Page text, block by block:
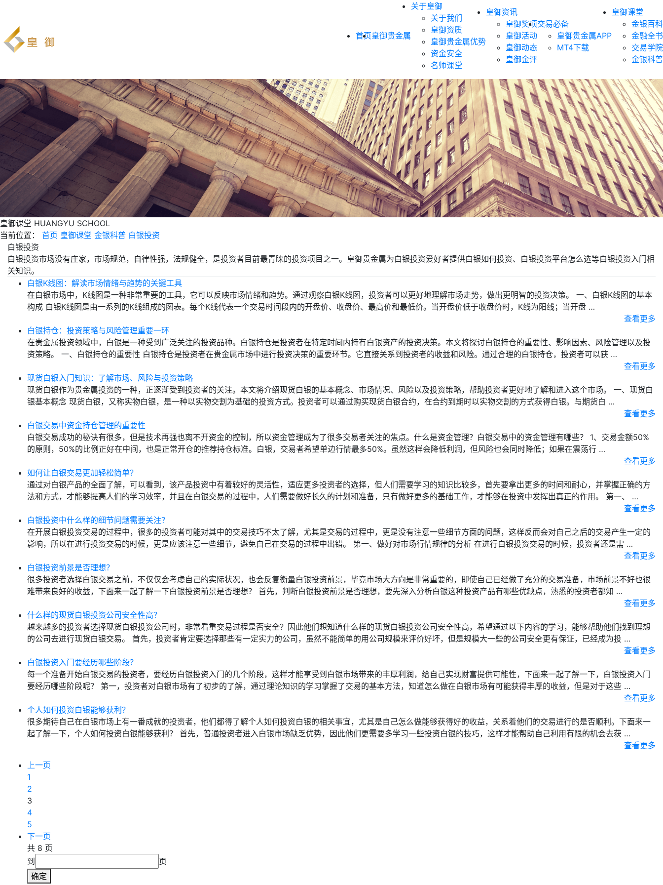
首页皇御贵金属
关于皇御
关于我们
皇御资质
皇御贵金属优势
资金安全
名师课堂
皇御资讯
皇御奖项
皇御活动
皇御动态
皇御金评
交易必备
皇御贵金属APP
MT4下载
皇御课堂
金银百科
金融全书
交易学院
金银科普
皇御课堂 HUANGYU SCHOOL
当前位置：
首页 皇御课堂 金银科普 白银投资
白银投资
白银投资市场没有庄家，市场规范，自律性强，法规健全，是投资者目前最青睐的投资项目之一。皇御贵金属为白银投资爱好者提供白银如何投资、白银投资平台怎么选等白银投资入门相
关知识。
白银K线图：解读市场情绪与趋势的关键工具
在白银市场中，K线图是一种非常重要的工具，它可以反映市场情绪和趋势。通过观察白银K线图，投资者可以更好地理解市场走势，做出更明智的投资决策。 一、白银K线图的基本
构成 白银K线图是由一系列的K线组成的图表。每个K线代表一个交易时间段内的开盘价、收盘价、最高价和最低价。当开盘价低于收盘价时，K线为阳线；当开盘 …
查看更多
白银持仓：投资策略与风险管理重要一环
在贵金属投资领域中，白银是一种受到广泛关注的投资品种。白银持仓是投资者在特定时间内持有白银资产的投资决策。本文将探讨白银持仓的重要性、影响因素、风险管理以及投
资策略。 一、白银持仓的重要性 白银持仓是投资者在贵金属市场中进行投资决策的重要环节。它直接关系到投资者的收益和风险。通过合理的白银持仓，投资者可以获 …
查看更多
现货白银入门知识：了解市场、风险与投资策略
现货白银作为贵金属投资的一种，正逐渐受到投资者的关注。本文将介绍现货白银的基本概念、市场情况、风险以及投资策略，帮助投资者更好地了解和进入这个市场。 一、现货白
银基本概念 现货白银，又称实物白银，是一种以实物交割为基础的投资方式。投资者可以通过购买现货白银合约，在合约到期时以实物交割的方式获得白银。与期货白 …
查看更多
白银交易中资金持仓管理的重要性
白银交易成功的秘诀有很多，但是技术再强也离不开资金的控制，所以资金管理成为了很多交易者关注的焦点。什么是资金管理？白银交易中的资金管理有哪些？ 1、交易金额50%
的原则，50%的比例正好在中间，也是正常开仓的推荐持仓标准。白银，交易者希望单边行情最多50%。虽然这样会降低利润，但风险也会同时降低；如果在震荡行 …
查看更多
如何让白银交易更加轻松简单？
通过对白银产品的全面了解，可以看到，该产品投资中有着较好的灵活性，适应更多投资者的选择，但人们需要学习的知识比较多，首先要拿出更多的时间和耐心，并掌握正确的方
法和方式，才能够提高人们的学习效率，并且在白银交易的过程中，人们需要做好长久的计划和准备，只有做好更多的基础工作，才能够在投资中发挥出真正的作用。 第一、 …
查看更多
白银投资中什么样的细节问题需要关注？
在开展白银投资交易的过程中，很多的投资者可能对其中的交易技巧不太了解，尤其是交易的过程中，更是没有注意一些细节方面的问题，这样反而会对自己之后的交易产生一定的
影响，所以在进行投资交易的时候，更是应该注意一些细节，避免自己在交易的过程中出错。 第一、做好对市场行情规律的分析 在进行白银投资交易的时候，投资者还是需 …
查看更多
白银投资前景是否理想？
很多投资者选择白银交易之前，不仅仅会考虑自己的实际状况，也会反复衡量白银投资前景，毕竟市场大方向是非常重要的，即使自己已经做了充分的交易准备，市场前景不好也很
难带来良好的收益，下面来一起了解一下白银投资前景是否理想？ 首先，判断白银投资前景是否理想，要先深入分析白银这种投资产品有哪些优缺点，熟悉的投资者都知 …
查看更多
什么样的现货白银投资公司安全性高？
越来越多的投资者选择现货白银投资公司时，非常看重交易过程是否安全？因此他们想知道什么样的现货白银投资公司安全性高，希望通过以下内容的学习，能够帮助他们找到理想
的公司去进行现货白银交易。 首先，投资者肯定要选择那些有一定实力的公司，虽然不能简单的用公司规模来评价好坏，但是规模大一些的公司安全更有保证，已经成为投 …
查看更多
白银投资入门要经历哪些阶段？
每一个准备开始白银交易的投资者，要经历白银投资入门的几个阶段，这样才能享受到白银市场带来的丰厚利润，给自己实现财富提供可能性，下面来一起了解一下，白银投资入门
要经历哪些阶段呢？ 第一，投资者对白银市场有了初步的了解，通过理论知识的学习掌握了交易的基本方法，知道怎么做在白银市场有可能获得丰厚的收益，但是对于这些 …
查看更多
个人如何投资白银能够获利？
很多期待自己在白银市场上有一番成就的投资者，他们都得了解个人如何投资白银的相关事宜，尤其是自己怎么做能够获得好的收益，关系着他们的交易进行的是否顺利。下面来一
起了解一下，个人如何投资白银能够获利？ 首先，普通投资者进入白银市场缺乏优势，因此他们更需要多学习一些投资白银的技巧，这样才能帮助自己利用有限的机会去获 …
查看更多
上一页
1
2
3
4
5
下一页
共 8 页
到
页
确定